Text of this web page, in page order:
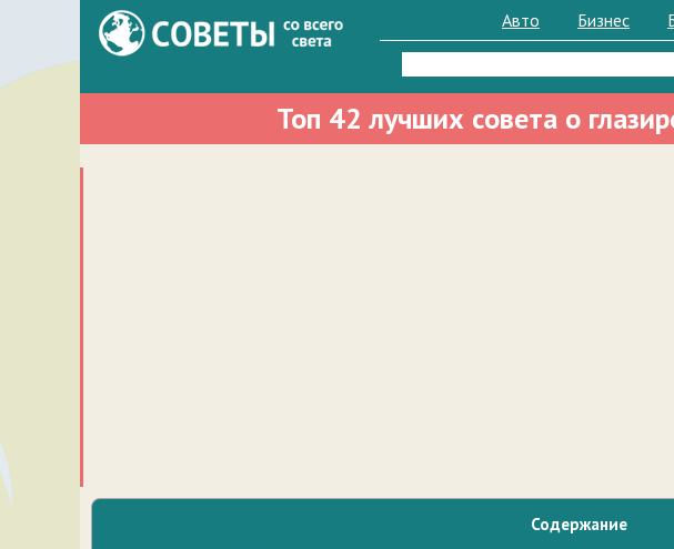
Авто Бизнес
Найти:
Топ 42 лучших совета о
Содержание